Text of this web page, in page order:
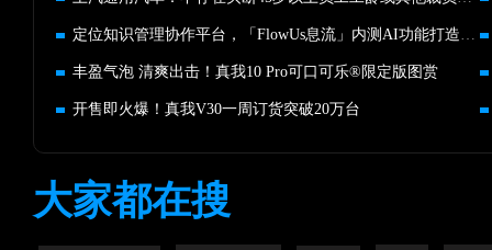
定位知识管理协作平台，「FlowUs息流」内测AI功能打造全新体验
丰盈气泡 清爽出击！真我10 Pro可口可乐®限定版图赏
开售即火爆！真我V30一周订货突破20万台
大家都在搜